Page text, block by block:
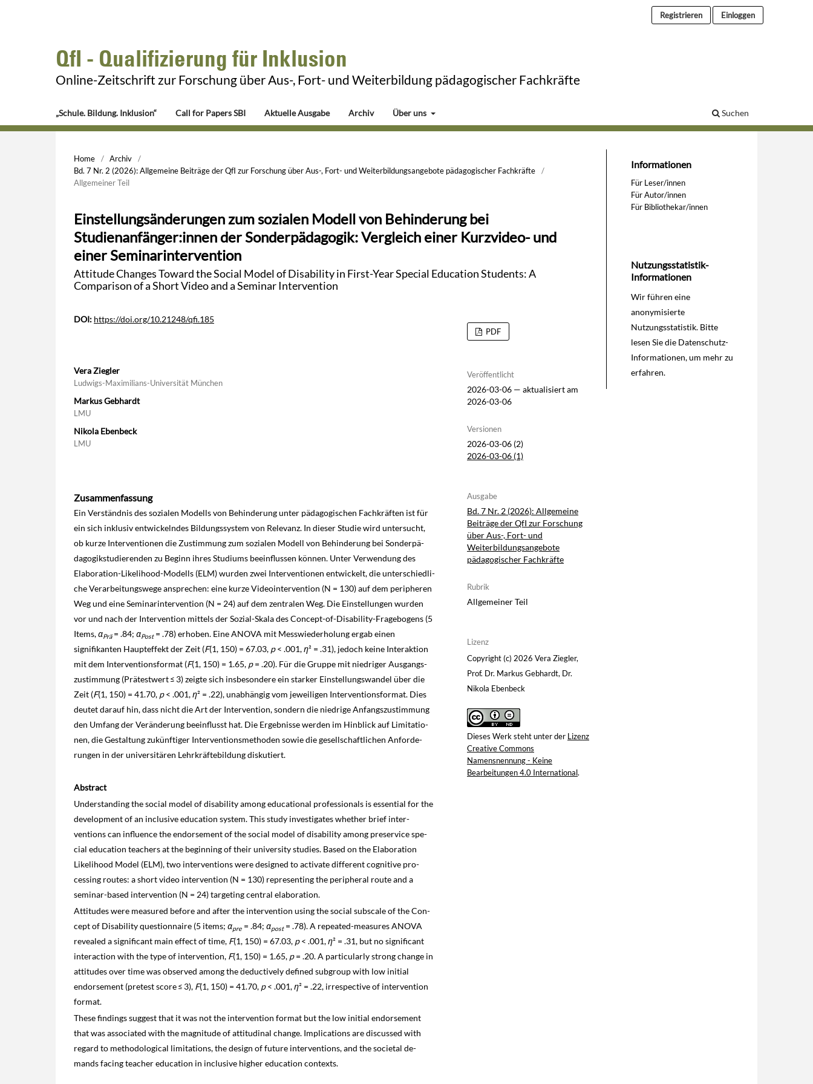
QfI - Qualifizierung für Inklusion
Online-Zeitschrift zur Forschung über Aus-, Fort- und Weiterbildung pädagogischer Fachkräfte
„Schule. Bildung. Inklusion“ Call for Papers SBI Aktuelle Ausgabe Archiv Über uns Suchen
Registrieren Einloggen
Home / Archiv
/
Bd. 7 Nr. 2 (2026): Allgemeine Beiträge der QfI zur Forschung über Aus-, Fort- und Weiterbildungsangebote pädagogischer Fachkräfte
/
Allgemeiner Teil
Einstellungsänderungen zum sozialen Modell von Behinderung bei
Studienanfänger:innen der Sonderpädagogik: Vergleich einer Kurzvideo- und
einer Seminarintervention
Attitude Changes Toward the Social Model of Disability in First-Year Special Education Students: A
Comparison of a Short Video and a Seminar Intervention
Vera Ziegler
Ludwigs-Maximilians-Universität München
Markus Gebhardt
LMU
Nikola Ebenbeck
LMU
DOI: https://doi.org/10.21248/qfi.185
Zusammenfassung
Ein Verständnis des sozialen Modells von Behinderung unter pädagogischen Fachkräften ist für
ein sich inklusiv entwickelndes Bildungssystem von Relevanz. In dieser Studie wird untersucht,
ob kurze Interventionen die Zustimmung zum sozialen Modell von Behinderung bei Sonderpä­
dagogikstudierenden zu Beginn ihres Studiums beeinflussen können. Unter Verwendung des
Elaboration-Likelihood-Modells (ELM) wurden zwei Interventionen entwickelt, die unterschiedli­
che Verarbeitungswege ansprechen: eine kurze Videointervention (N = 130) auf dem periphe­ren
Weg und eine Seminarintervention (N = 24) auf dem zentralen Weg. Die Einstellungen wur­den
vor und nach der Intervention mittels der Sozial-Skala des Concept-of-Disability-Fragebo­gens (5
Items,αPrä= .84; αPost= .78) erhoben. Eine ANOVA mit Messwiederholung ergab einen
signifikanten Haupteffekt der Zeit (F(1, 150) = 67.03, p< .001,η² = .31), jedoch keine Interaktion
mit dem Interventionsformat (F(1, 150) = 1.65, p= .20). Für die Gruppe mit niedriger Ausgangs­
zustimmung (Prätestwert ≤ 3) zeigte sich insbesondere ein starker Einstellungswandel über die
Zeit (F(1, 150) = 41.70, p< .001,η² = .22), unabhängig vom jeweiligen Interventionsformat. Dies
deutet darauf hin, dass nicht die Art der Intervention, sondern die niedrige Anfangszustimmung
den Umfang der Veränderung beeinflusst hat. Die Ergebnisse werden im Hinblick auf Limitatio­
nen, die Gestaltung zukünftiger Interventionsmethoden sowie die gesellschaftlichen Anforde­
rungen in der universitären Lehrkräftebildung diskutiert.
Abstract
Understanding the social model of disability among educational professionals is essential for the
development of an inclusive education system. This study investigates whether brief inter­
ventions can influence the endorsement of the social model of disability among preservice spe­
cial education teachers at the beginning of their university studies. Based on the Elaboration
Likelihood Model (ELM), two interventions were designed to activate different cognitive pro­
cessing routes: a short video intervention (N = 130) representing the peripheral route and a
seminar-based intervention (N = 24) targeting central elaboration.
Attitudes were measured before and after the intervention using the social subscale of the Con­
cept of Disability questionnaire (5 items; αpre = .84; αpost= .78). A repeated-measures ANOVA
revealed a significant main effect of time, F(1, 150) = 67.03, p< .001,η² = .31, but no significant
interaction with the type of intervention, F(1, 150) = 1.65, p= .20. A particularly strong change in
attitudes over time was observed among the deductively defined subgroup with low initial
endorsement (pretest score ≤ 3), F(1, 150) = 41.70, p< .001,η² = .22, irrespective of intervention
format.
These findings suggest that it was not the intervention format but the low initial endorsement
that was associated with the magnitude of attitudinal change. Implications are discussed with
regard to methodological limitations, the design of future interventions, and the societal de­
mands facing teacher education in inclusive higher education contexts.
PDF
Veröffentlicht
2026-03-06 — aktualisiert am
2026-03-06
Versionen
2026-03-06 (2)
2026-03-06 (1)
Ausgabe
Bd. 7 Nr. 2 (2026): Allgemeine
Beiträge der QfI zur Forschung
über Aus-, Fort- und
Weiterbildungsangebote
pädagogischer Fachkräfte
Rubrik
Allgemeiner Teil
Lizenz
Copyright (c) 2026 Vera Ziegler,
Prof. Dr. Markus Gebhardt, Dr.
Nikola Ebenbeck
Dieses Werk steht unter der Lizenz
Creative Commons
Namensnennung - Keine
Bearbeitungen 4.0 International.
Nutzungsstatistik-
Informationen
Wir führen eine
anonymisierte
Nutzungsstatistik. Bitte
lesen Sie die Datenschutz-
Informationen, um mehr zu
erfahren.
Informationen
Für Leser/innen
Für Autor/innen
Für Bibliothekar/innen